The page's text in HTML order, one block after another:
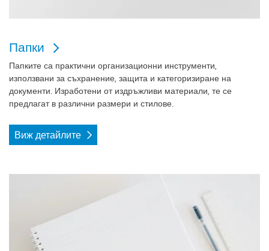
Папки
Папките са практични организационни инструменти,
използвани за съхранение, защита и категоризиране на
документи. Изработени от издръжливи материали, те се
предлагат в различни размери и стилове.
Виж детайлите